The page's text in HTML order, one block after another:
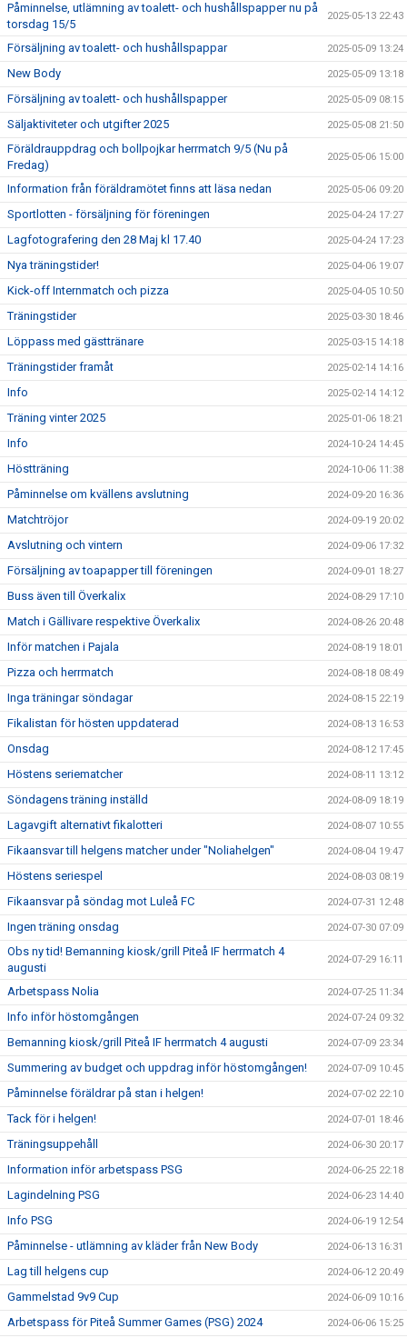
Påminnelse, utlämning av toalett- och hushållspapper nu på
torsdag 15/5
2025-05-13 22:43
Försäljning av toalett- och hushållspappar 2025-05-09 13:24
New Body 2025-05-09 13:18
Försäljning av toalett- och hushållspapper 2025-05-09 08:15
Säljaktiviteter och utgifter 2025 2025-05-08 21:50
Föräldrauppdrag och bollpojkar herrmatch 9/5 (Nu på
Fredag)
2025-05-06 15:00
Information från föräldramötet finns att läsa nedan 2025-05-06 09:20
Sportlotten - försäljning för föreningen 2025-04-24 17:27
Lagfotografering den 28 Maj kl 17.40 2025-04-24 17:23
Nya träningstider! 2025-04-06 19:07
Kick-off Internmatch och pizza 2025-04-05 10:50
Träningstider 2025-03-30 18:46
Löppass med gästtränare 2025-03-15 14:18
Träningstider framåt 2025-02-14 14:16
Info 2025-02-14 14:12
Träning vinter 2025 2025-01-06 18:21
Info 2024-10-24 14:45
Höstträning 2024-10-06 11:38
Påminnelse om kvällens avslutning 2024-09-20 16:36
Matchtröjor 2024-09-19 20:02
Avslutning och vintern 2024-09-06 17:32
Försäljning av toapapper till föreningen 2024-09-01 18:27
Buss även till Överkalix 2024-08-29 17:10
Match i Gällivare respektive Överkalix 2024-08-26 20:48
Inför matchen i Pajala 2024-08-19 18:01
Pizza och herrmatch 2024-08-18 08:49
Inga träningar söndagar 2024-08-15 22:19
Fikalistan för hösten uppdaterad 2024-08-13 16:53
Onsdag 2024-08-12 17:45
Höstens seriematcher 2024-08-11 13:12
Söndagens träning inställd 2024-08-09 18:19
Lagavgift alternativt fikalotteri 2024-08-07 10:55
Fikaansvar till helgens matcher under "Noliahelgen" 2024-08-04 19:47
Höstens seriespel 2024-08-03 08:19
Fikaansvar på söndag mot Luleå FC 2024-07-31 12:48
Ingen träning onsdag 2024-07-30 07:09
Obs ny tid! Bemanning kiosk/grill Piteå IF herrmatch 4
augusti
2024-07-29 16:11
Arbetspass Nolia 2024-07-25 11:34
Info inför höstomgången 2024-07-24 09:32
Bemanning kiosk/grill Piteå IF herrmatch 4 augusti 2024-07-09 23:34
Summering av budget och uppdrag inför höstomgången! 2024-07-09 10:45
Påminnelse föräldrar på stan i helgen! 2024-07-02 22:10
Tack för i helgen! 2024-07-01 18:46
Träningsuppehåll 2024-06-30 20:17
Information inför arbetspass PSG 2024-06-25 22:18
Lagindelning PSG 2024-06-23 14:40
Info PSG 2024-06-19 12:54
Påminnelse - utlämning av kläder från New Body 2024-06-13 16:31
Lag till helgens cup 2024-06-12 20:49
Gammelstad 9v9 Cup 2024-06-09 10:16
Arbetspass för Piteå Summer Games (PSG) 2024 2024-06-06 15:25